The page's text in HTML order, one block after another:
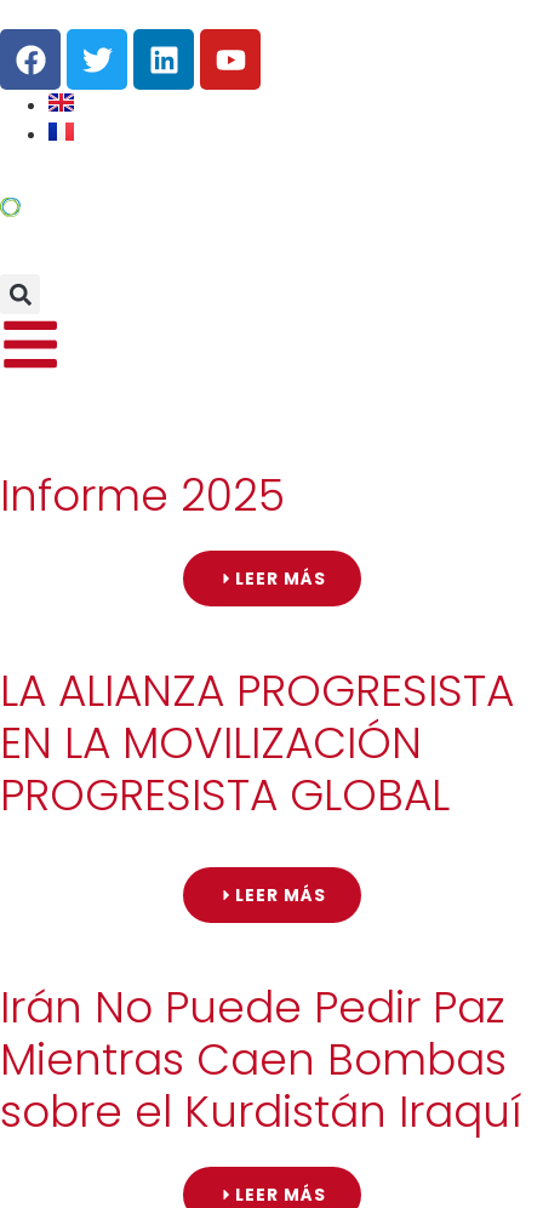
Informe 2025
LEER MÁS
LA ALIANZA PROGRESISTA
EN LA MOVILIZACIÓN
PROGRESISTA GLOBAL
LEER MÁS
Irán No Puede Pedir Paz
Mientras Caen Bombas
sobre el Kurdistán Iraquí
LEER MÁS